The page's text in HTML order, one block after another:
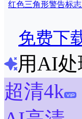
红色三角形警告标志
免费下
用AI
超清4k